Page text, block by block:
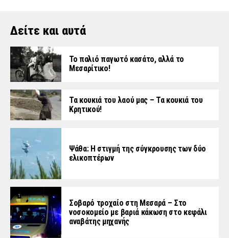
Δείτε και αυτά
Το παλιό παγωτό κασάτο, αλλά το
Μεσαρίτικο!
Τα κουκιά του λαού μας – Τα κουκιά του
Κρητικού!
Ψάθα: Η στιγμή της σύγκρουσης των δύο
ελικοπτέρων
Σοβαρό τροχαίο στη Μεσαρά – Στο
νοσοκομείο με βαριά κάκωση στο κεφάλι
αναβάτης μηχανής